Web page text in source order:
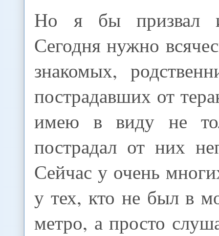
Но я бы призвал
Сегодня нужно
знакомых,
пострадавших от
имею в виду не
пострадал от них
Сейчас у очень
у тех, кто не был в
метро, а просто